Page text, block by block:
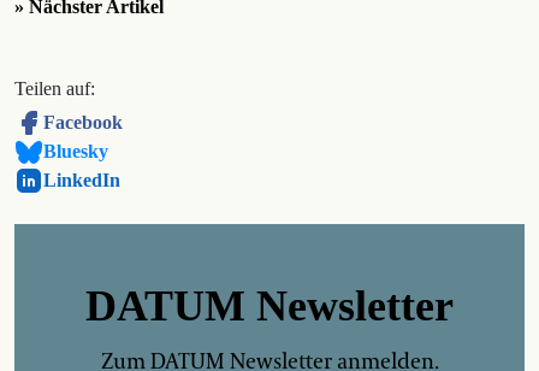
» Nächster Artikel
Teilen auf:
Facebook
Bluesky
LinkedIn
DATUM Newsletter
Zum DATUM Newsletter anmelden.